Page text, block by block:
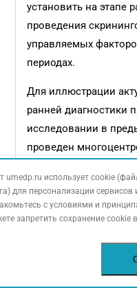
установить на этапе
проведения
управляемых
периодах.
Для иллюстрации
ранней диагностики
исследовании в
проведен
Было установлено,
Вологде – 2,66%, в г.
1,46%, в г. Ярославле
При оценке
пять лет выявлено,
увеличивалась на
umedp.ru использует cookie
для персонализации сервисов
с условиями и
запретить сохранение cookie